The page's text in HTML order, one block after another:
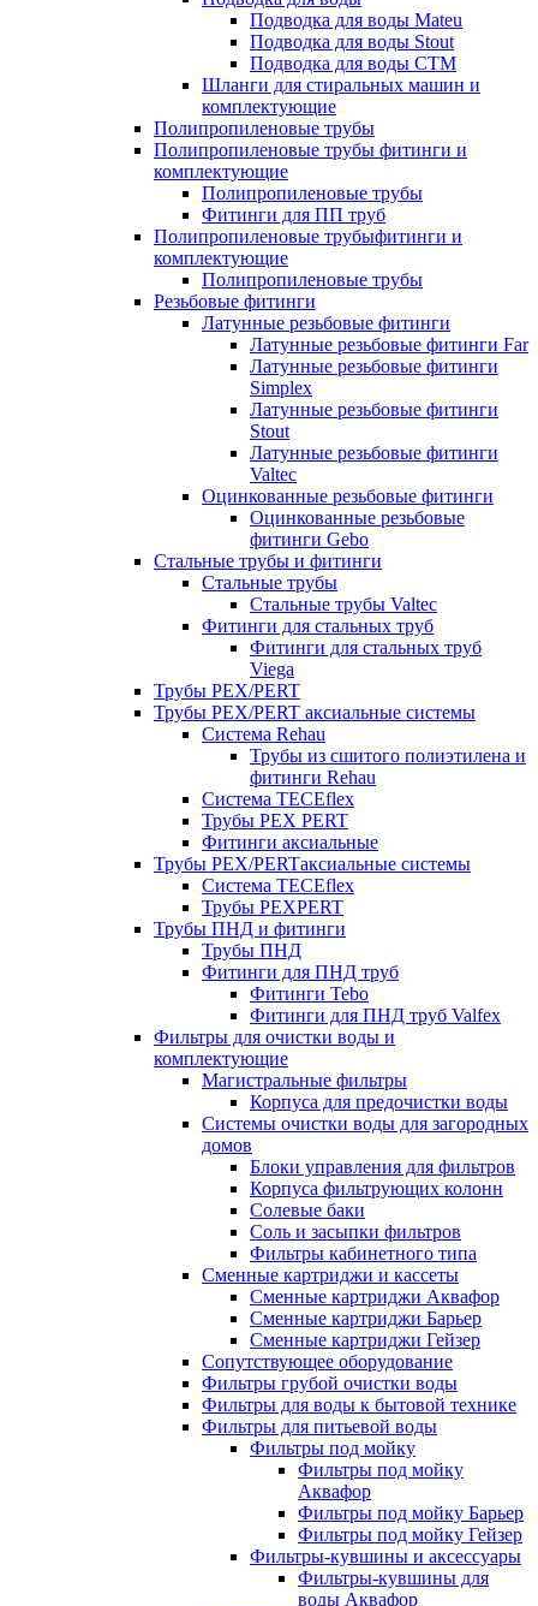
Подводка для воды Mateu
Подводка для воды Stout
Подводка для воды СТМ
Шланги для стиральных машин и
комплектующие
Полипропиленовые трубы
Полипропиленовые трубы фитинги и
комплектующие
Полипропиленовые трубы
Фитинги для ПП труб
Полипропиленовые трубыфитинги и
комплектующие
Полипропиленовые трубы
Резьбовые фитинги
Латунные резьбовые фитинги
Латунные резьбовые фитинги Far
Латунные резьбовые фитинги
Simplex
Латунные резьбовые фитинги
Stout
Латунные резьбовые фитинги
Valtec
Оцинкованные резьбовые фитинги
Оцинкованные резьбовые
фитинги Gebo
Стальные трубы и фитинги
Стальные трубы
Стальные трубы Valtec
Фитинги для стальных труб
Фитинги для стальных труб
Viega
Трубы PEX/PERT
Трубы PEX/PERT аксиальные системы
Система Rehau
Трубы из сшитого полиэтилена и
фитинги Rehau
Система TECEflex
Трубы PEX PERT
Фитинги аксиальные
Трубы PEX/PERTаксиальные системы
Система TECEflex
Трубы PEXPERT
Трубы ПНД и фитинги
Трубы ПНД
Фитинги для ПНД труб
Фитинги Tebo
Фитинги для ПНД труб Valfex
Фильтры для очистки воды и
комплектующие
Магистральные фильтры
Корпуса для предочистки воды
Системы очистки воды для загородных
домов
Блоки управления для фильтров
Корпуса фильтрующих колонн
Солевые баки
Соль и засыпки фильтров
Фильтры кабинетного типа
Сменные картриджи и кассеты
Сменные картриджи Аквафор
Сменные картриджи Барьер
Сменные картриджи Гейзер
Сопутствующее оборудование
Фильтры грубой очистки воды
Фильтры для воды к бытовой технике
Фильтры для питьевой воды
Фильтры под мойку
Фильтры под мойку
Аквафор
Фильтры под мойку Барьер
Фильтры под мойку Гейзер
Фильтры-кувшины и аксессуары
Фильтры-кувшины для
воды Аквафор